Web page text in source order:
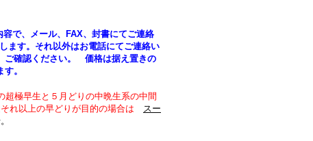
で、メール、FAX、封書にてご連絡
ます。それ以外はお電話にてご連絡い
ご確認ください。 価格は据え置きの
。
極早生と５月どりの中晩生系の中間
れ以上の早どりが目的の場合は
スー